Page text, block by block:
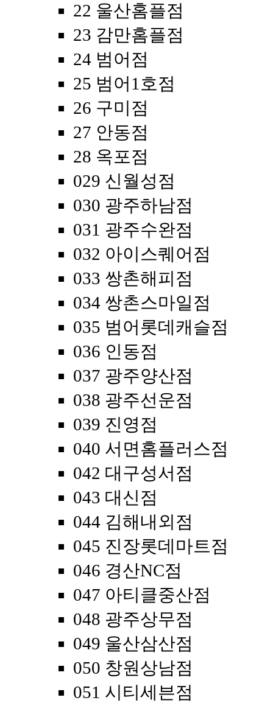
22 울산홈플점
23 감만홈플점
24 범어점
25 범어1호점
26 구미점
27 안동점
28 옥포점
029 신월성점
030 광주하남점
031 광주수완점
032 아이스퀘어점
033 쌍촌해피점
034 쌍촌스마일점
035 범어롯데캐슬점
036 인동점
037 광주양산점
038 광주선운점
039 진영점
040 서면홈플러스점
042 대구성서점
043 대신점
044 김해내외점
045 진장롯데마트점
046 경산NC점
047 아티클중산점
048 광주상무점
049 울산삼산점
050 창원상남점
051 시티세븐점